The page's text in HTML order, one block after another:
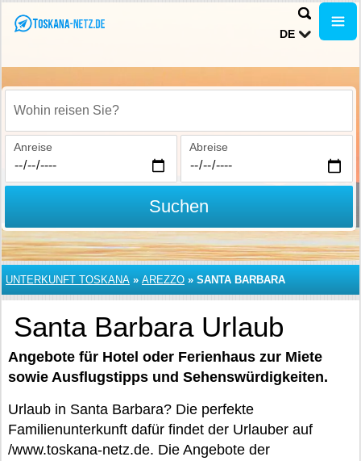
DE
Wohin reisen Sie?
Anreise Abreise
Suchen
UNTERKUNFT TOSKANA » AREZZO » SANTA BARBARA
Santa Barbara Urlaub
Angebote für Hotel oder Ferienhaus zur Miete
sowie Ausflugstipps und Sehenswürdigkeiten.
Urlaub in Santa Barbara? Die perfekte
Familienunterkunft dafür findet der Urlauber auf
/www.toskana-netz.de. Die Angebote der